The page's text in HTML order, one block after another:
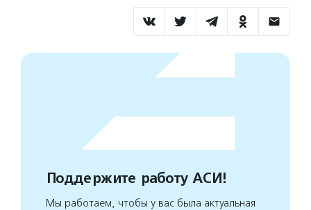
Поддержите работу АСИ!
Мы работаем, чтобы у вас была актуальная